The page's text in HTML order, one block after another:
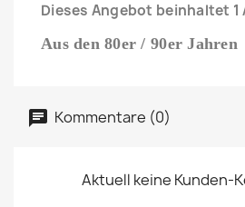
Dieses Angebot beinhaltet
Aus den 80er / 90er Jahren
Kommentare (0)
Aktuell keine Kunden-